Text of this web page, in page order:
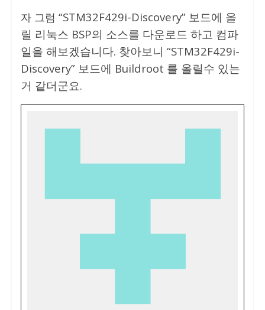
자 그럼 “STM32F429i-Discovery” 보드에 올
릴 리눅스 BSP의 소스를 다운로드 하고 컴파
일을 해보겠습니다. 찾아보니 “STM32F429i-
Discovery” 보드에 Buildroot 를 올릴수 있는
거 같더군요.